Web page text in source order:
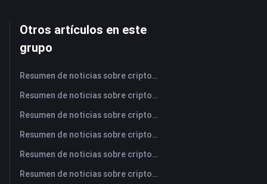
Otros artículos en este
grupo
Resumen de noticias sobre criptomonedas de FameEX de hoy | 7 de agosto de 2026
Resumen de noticias sobre criptomonedas de FameEX de hoy | 6 de agosto de 2026
Resumen de noticias sobre criptomonedas de FameEX de hoy | 5 de agosto de 2026
Resumen de noticias sobre criptomonedas de FameEX de hoy | 4 de agosto de 2026
Resumen de noticias sobre criptomonedas de FameEX de hoy | 3 de agosto de 2026
Resumen de noticias sobre criptomonedas de FameEX de hoy | 31 de julio de 2026